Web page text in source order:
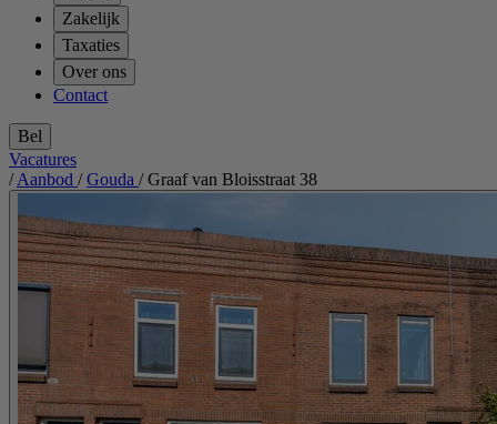
Zakelijk
Taxaties
Over ons
Contact
Bel
Vacatures
/ Aanbod / Gouda / Graaf van Bloisstraat 38